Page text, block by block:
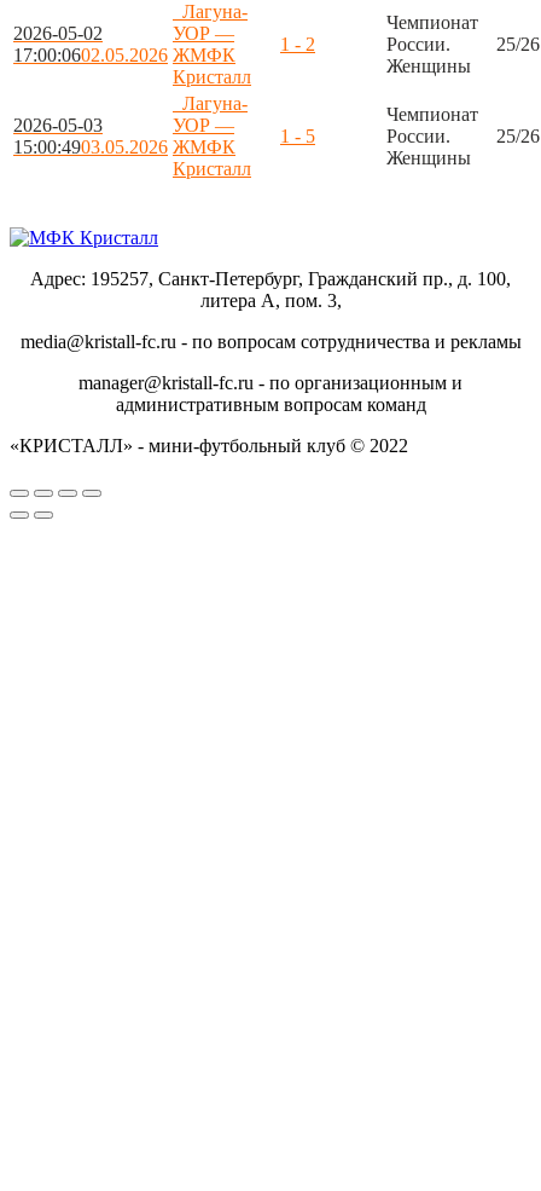
2026-05-02
17:00:0602.05.2026
Лагуна-
УОР —
ЖМФК
Кристалл
1 - 2
Чемпионат
России.
Женщины
25/26
2026-05-03
15:00:4903.05.2026
Лагуна-
УОР —
ЖМФК
Кристалл
1 - 5
Чемпионат
России.
Женщины
25/26
Адрес: 195257, Санкт-Петербург, Гражданский пр., д. 100,
литера А, пом. 3,
media@kristall-fc.ru - по вопросам сотрудничества и рекламы
manager@kristall-fc.ru - по организационным и
административным вопросам команд
«КРИСТАЛЛ» - мини-футбольный клуб © 2022